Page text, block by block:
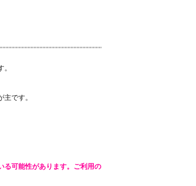
です。
可能性があります。ご利用の